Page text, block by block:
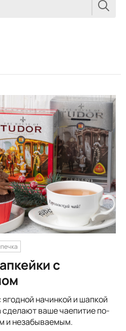
с
начинкой и шапкой
ваше чаепитие по-
и незабываемым.